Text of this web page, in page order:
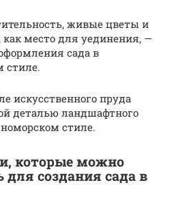
живые цветы и
место для уединения, —
сада в
стиле.
искусственного пруда
деталью ландшафтного
стиле.
которые можно
создания сада в